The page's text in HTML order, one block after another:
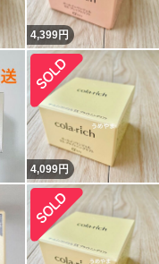
4,399円
4,099円